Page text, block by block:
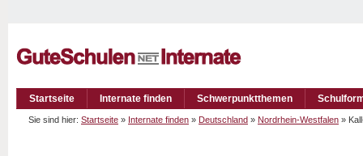
Startseite Internate finden Schwerpunktthemen
Sie sind hier: Startseite » Internate finden » Deutschland » Nordrhein-Westfalen »